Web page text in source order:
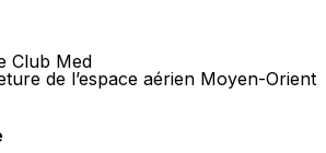
Club Med
de l’espace aérien Moyen-Orient